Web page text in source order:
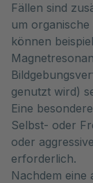
Fällen sind
um
können
genutzt wird)
Eine
Selbst- oder
oder
erforderlich.
Nachdem eine